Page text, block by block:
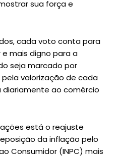
sua força e
cada voto conta para
mais digno para a
seja marcado por
valorização de cada
ao comércio
está o reajuste
da inflação pelo
Consumidor (INPC) mais